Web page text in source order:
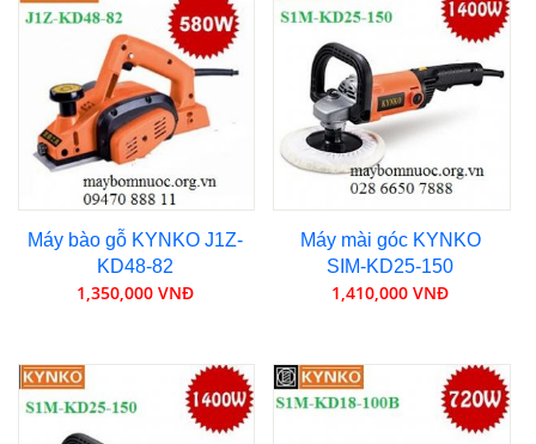
Máy bào gỗ KYNKO J1Z-
KD48-82
1,350,000 VNĐ
Máy mài góc KYNKO
SIM-KD25-150
1,410,000 VNĐ